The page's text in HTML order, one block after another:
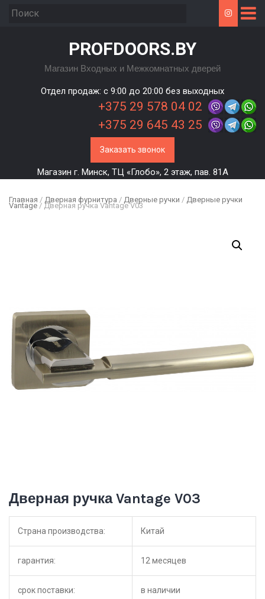
PROFDOORS.BY
Магазин Входных и Межкомнатных дверей
Отдел продаж: c 9:00 до 20:00 без выходных
+375 29 578 04 02
+375 29 645 43 25
Заказать звонок
Магазин г. Минск, ТЦ «Глобо», 2 этаж, пав. 81А
Главная / Дверная фурнитура / Дверные ручки / Дверные ручки
Vantage / Дверная ручка Vantage V03
Дверная ручка Vantage V03
Страна производства: Китай
гарантия: 12 месяцев
срок поставки: в наличии